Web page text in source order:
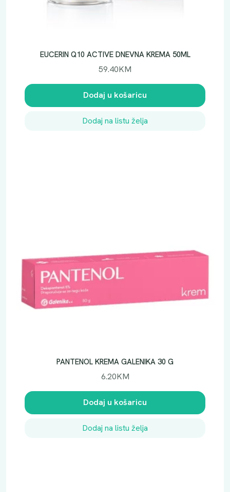
EUCERIN Q10 ACTIVE DNEVNA KREMA 50ML
59.40KM
Dodaj u košaricu
Dodaj na listu želja
PANTENOL KREMA GALENIKA 30 G
6.20KM
Dodaj u košaricu
Dodaj na listu želja